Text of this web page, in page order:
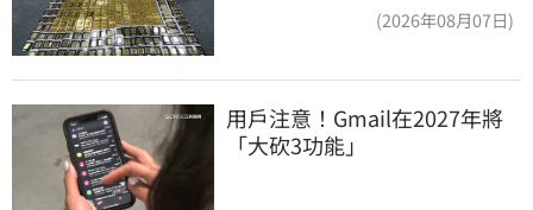
(2026年08月07日)
用戶注意！Gmail在2027年將
「大砍3功能」